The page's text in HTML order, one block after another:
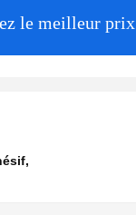
le meilleur prix
,